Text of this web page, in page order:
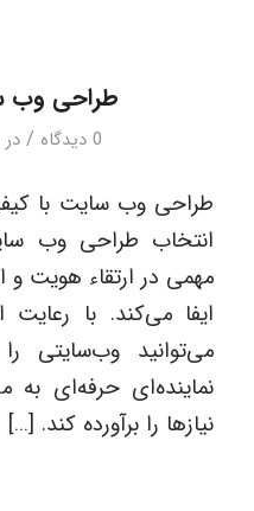
طراحی وب
0 دیدگاه / در
طراحی وب سایت با
انتخاب طراحی وب
مهمی در ارتقاء هویت و
ایفا می‌کند. با
می‌توانید وب‌سایتی
نماینده‌ای حرفه‌ای
نیازها را برآورده کند. […]